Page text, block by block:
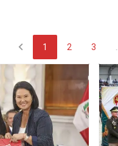
chevron_left 1 2 3